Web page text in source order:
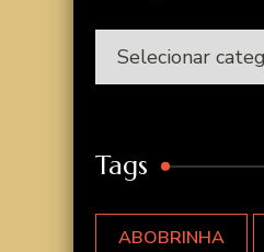
Categorias
Tags
ABOBRINHA